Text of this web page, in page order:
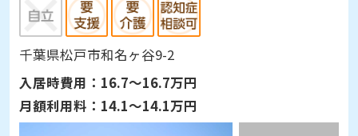
千葉県松戸市和名ヶ谷9-2
入居時費用： 16.7～16.7万円
月額利用料： 14.1～14.1万円